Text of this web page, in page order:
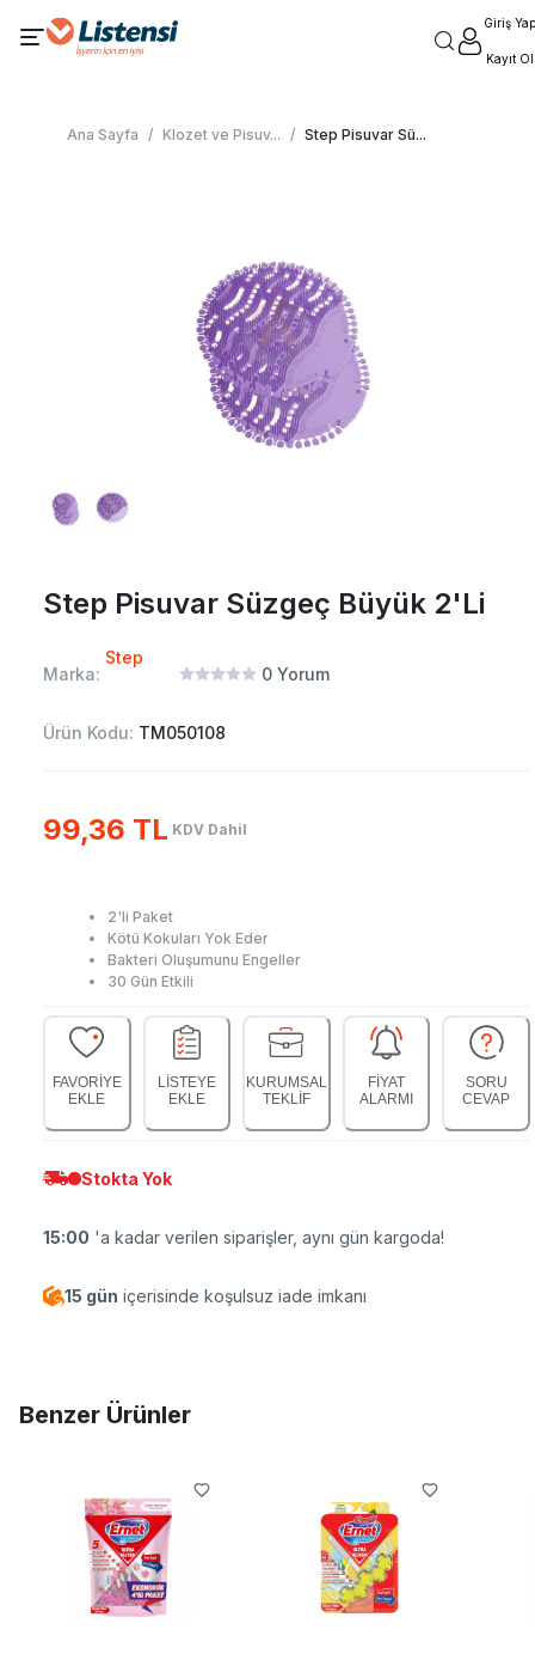
Giriş Yap
Kayıt Ol
Ana Sayfa / Klozet ve Pisuv... / Step Pisuvar Sü...
Step Pisuvar Süzgeç Büyük 2'Li
Marka:
Step
0 Yorum
Ürün Kodu: TM050108
99,36 TL KDV Dahil
2'li Paket
Kötü Kokuları Yok Eder
Bakteri Oluşumunu Engeller
30 Gün Etkili
FAVORİYE
EKLE
LİSTEYE
EKLE
KURUMSAL
TEKLİF
FİYAT
ALARMI
SORU
CEVAP
Stokta Yok
15:00 'a kadar verilen siparişler, aynı gün kargoda!
15 gün içerisinde koşulsuz iade imkanı
Benzer Ürünler